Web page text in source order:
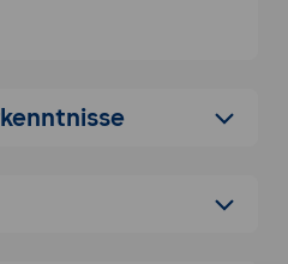
Vorteile: Open-Source,